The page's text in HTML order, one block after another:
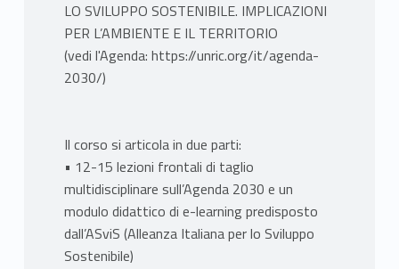
LO SVILUPPO SOSTENIBILE. IMPLICAZIONI
PER L’AMBIENTE E IL TERRITORIO
(vedi l'Agenda: https://unric.org/it/agenda-
2030/)
Il corso si articola in due parti:
• 12-15 lezioni frontali di taglio
multidisciplinare sull’Agenda 2030 e un
modulo didattico di e-learning predisposto
dall’ASviS (Alleanza Italiana per lo Sviluppo
Sostenibile)